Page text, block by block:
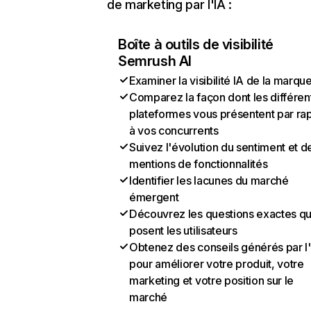
de marketing par l'IA :
Boîte à outils de visibilité
Semrush AI
Examiner la visibilité IA de la
Comparez la façon dont les
plateformes vous présentent par
à vos concurrents
Suivez l'évolution du sentiment et
mentions de fonctionnalités
Identifier les lacunes du marché
émergent
Découvrez les questions exactes
posent les utilisateurs
Obtenez des conseils générés par
pour améliorer votre produit, votre
marketing et votre position sur le
marché